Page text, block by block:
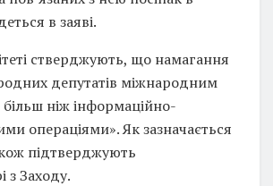
в заяві.
стверджують, що намагання
депутатів міжнародним
ніж інформаційно-
операціями». Як зазначається
підтверджують
з Заходу.